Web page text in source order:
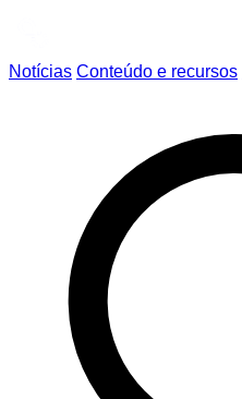
Notícias Conteúdo e recursos